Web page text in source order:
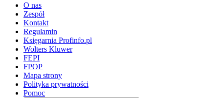
O nas
Zespół
Kontakt
Regulamin
Księgarnia Profinfo.pl
Wolters Kluwer
FEPI
FPOP
Mapa strony
Polityka prywatności
Pomoc